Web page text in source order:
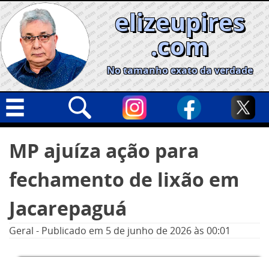
Skip
to
content
elizeupires
.com
No tamanho exato da verdade
Geral
Cidades
Política
Nacional
por:
MP ajuíza ação para
fechamento de lixão em
Jacarepaguá
Geral - Publicado em 5 de junho de 2026às 00:01